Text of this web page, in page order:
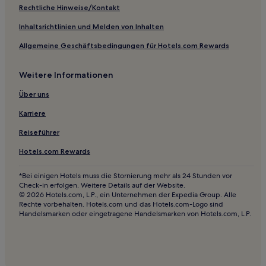
Gasthäuser in Plaza de España - Princesa
Hostels in Tetuán
Hostels in Madrid Río
Hostels in Calle de Preciados
Hostels in Moncloa-Aravaca
Gasthäuser in Malasaña
Boutique- nahe Calle de Preciados
Lgbtqia-Freundliche nahe Calle de Preciados
Haustierfreundliche in Moncloa-Aravaca
Familien nahe Gewerbegebiet Paracuellos de Jarama
Haustierfreundliche in Getafe
Rechtliche Hinweise/Kontakt
Inhaltsrichtlinien und Melden von Inhalten
Allgemeine Geschäftsbedingungen für Hotels.com Rewards
Weitere Informationen
Über uns
Karriere
Reiseführer
Hotels.com Rewards
*Bei einigen Hotels muss die Stornierung mehr als 24 Stunden vor
Check-in erfolgen. Weitere Details auf der Website.
© 2026 Hotels.com, L.P., ein Unternehmen der Expedia Group. Alle
Rechte vorbehalten. Hotels.com und das Hotels.com-Logo sind
Handelsmarken oder eingetragene Handelsmarken von Hotels.com, L.P.